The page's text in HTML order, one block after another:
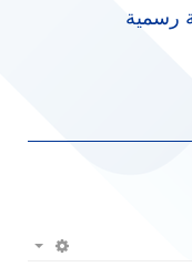
رسمية